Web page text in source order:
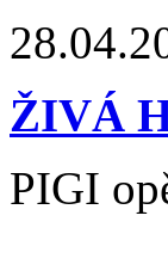
ŽIVÁ
PIGI